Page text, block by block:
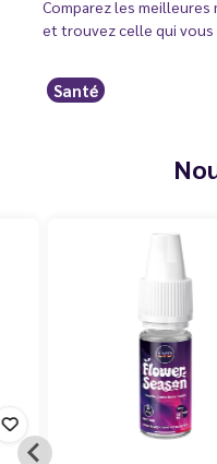
Comparez les
et trouvez celle qui vous
Santé